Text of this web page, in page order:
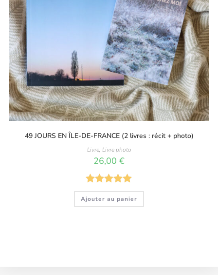
49 JOURS EN ÎLE-DE-FRANCE (2 livres : récit + photo)
Livre, Livre photo
26,00 €
Note5.00
sur 5
Ajouter au panier